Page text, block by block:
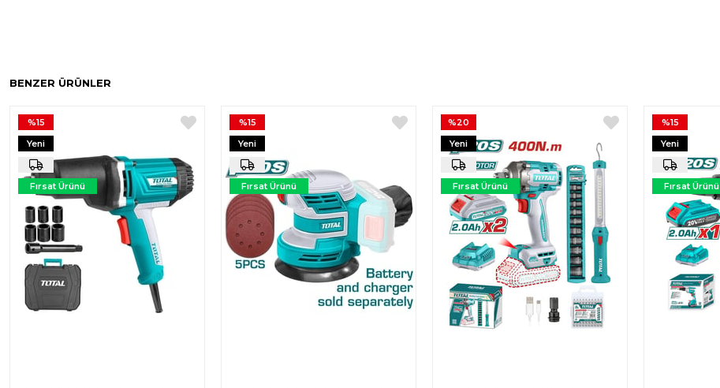
BENZER ÜRÜNLER
%15
Yeni
Ürün
Fırsat Ürünü
%15
Yeni
Ürün
Fırsat Ürünü
%20
Yeni
Ürün
Fırsat Ürünü
%15
Yeni
Ürün
Fırsat Ürünü